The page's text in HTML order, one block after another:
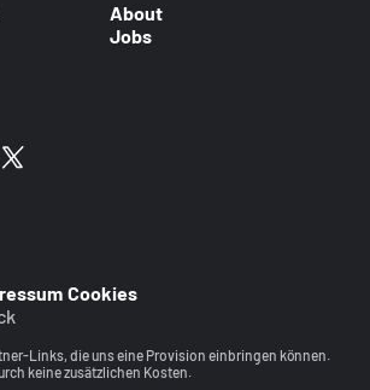
About
Jobs
Cookies
Links, die uns eine Provision einbringen können.
keine zusätzlichen Kosten.